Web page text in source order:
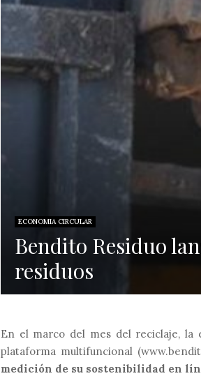
ECONOMIA CIRCULAR
Bendito Residuo
residuos
En el marco del mes del reciclaje, la
plataforma multifuncional
medición de su sostenibilidad en